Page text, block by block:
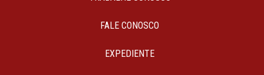
FALE CONOSCO
EXPEDIENTE